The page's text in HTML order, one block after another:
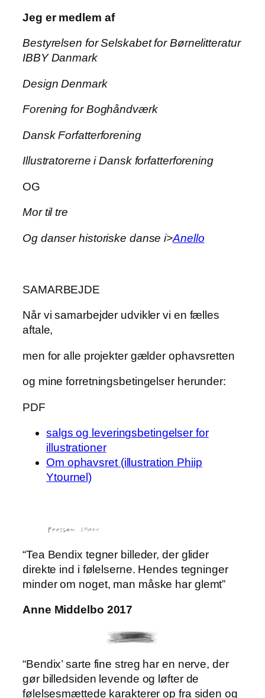
Jeg er medlem af
Bestyrelsen for Selskabet for Børnelitteratur
IBBY Danmark
Design Denmark
Forening for Boghåndværk
Dansk Forfatterforening
Illustratorerne i Dansk forfatterforening
OG
Mor til tre
Og danser historiske danse i>Anello
SAMARBEJDE
Når vi samarbejder udvikler vi en fælles
aftale,
men for alle projekter gælder ophavsretten
og mine forretningsbetingelser herunder:
PDF
salgs og leveringsbetingelser for
illustrationer
Om ophavsret (illustration Phiip
Ytournel)
“Tea Bendix tegner billeder, der glider
direkte ind i følelserne. Hendes tegninger
minder om noget, man måske har glemt”
Anne Middelbo 2017
“Bendix’ sarte fine streg har en nerve, der
gør billedsiden levende og løfter de
følelsesmættede karakterer op fra siden og